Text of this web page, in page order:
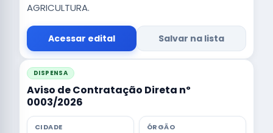
AGRICULTURA.
Acessar edital Salvar na lista
DISPENSA
Aviso de Contratação Direta nº
0003/2026
CIDADE ÓRGÃO